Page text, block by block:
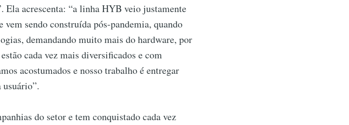
Ela acrescenta: “a linha HYB veio justamente
sendo construída pós-pandemia, quando
demandando muito mais do hardware, por
cada vez mais diversificados e com
acostumados e nosso trabalho é entregar
usuário”.
do setor e tem conquistado cada vez